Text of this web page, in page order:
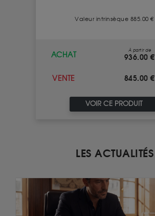
Valeur intrinsèque 885.00 €
ACHAT
À partir de
936.00 €
VENTE 845.00 €
VOIR CE PRODUIT
LES ACTUALITÉS